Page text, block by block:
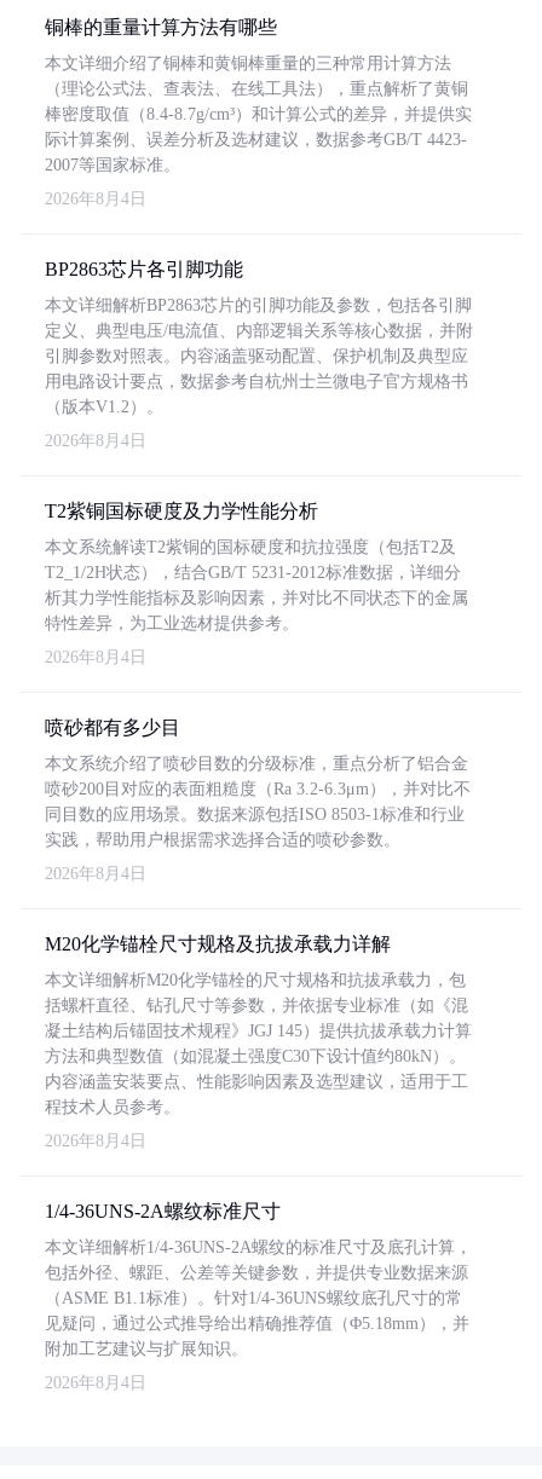
铜棒的重量计算方法有哪些
本文详细介绍了铜棒和黄铜棒重量的三种常用计算方法
（理论公式法、查表法、在线工具法），重点解析了黄铜
棒密度取值（8.4-8.7g/cm³）和计算公式的差异，并提供实
际计算案例、误差分析及选材建议，数据参考GB/T 4423-
2007等国家标准。
2026年8月4日
BP2863芯片各引脚功能
本文详细解析BP2863芯片的引脚功能及参数，包括各引脚
定义、典型电压/电流值、内部逻辑关系等核心数据，并附
引脚参数对照表。内容涵盖驱动配置、保护机制及典型应
用电路设计要点，数据参考自杭州士兰微电子官方规格书
（版本V1.2）。
2026年8月4日
T2紫铜国标硬度及力学性能分析
本文系统解读T2紫铜的国标硬度和抗拉强度（包括T2及
T2_1/2H状态），结合GB/T 5231-2012标准数据，详细分
析其力学性能指标及影响因素，并对比不同状态下的金属
特性差异，为工业选材提供参考。
2026年8月4日
喷砂都有多少目
本文系统介绍了喷砂目数的分级标准，重点分析了铝合金
喷砂200目对应的表面粗糙度（Ra 3.2-6.3μm），并对比不
同目数的应用场景。数据来源包括ISO 8503-1标准和行业
实践，帮助用户根据需求选择合适的喷砂参数。
2026年8月4日
M20化学锚栓尺寸规格及抗拔承载力详解
本文详细解析M20化学锚栓的尺寸规格和抗拔承载力，包
括螺杆直径、钻孔尺寸等参数，并依据专业标准（如《混
凝土结构后锚固技术规程》JGJ 145）提供抗拔承载力计算
方法和典型数值（如混凝土强度C30下设计值约80kN）。
内容涵盖安装要点、性能影响因素及选型建议，适用于工
程技术人员参考。
2026年8月4日
1/4-36UNS-2A螺纹标准尺寸
本文详细解析1/4-36UNS-2A螺纹的标准尺寸及底孔计算，
包括外径、螺距、公差等关键参数，并提供专业数据来源
（ASME B1.1标准）。针对1/4-36UNS螺纹底孔尺寸的常
见疑问，通过公式推导给出精确推荐值（Φ5.18mm），并
附加工艺建议与扩展知识。
2026年8月4日